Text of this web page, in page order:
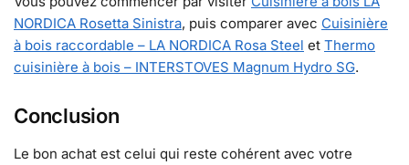
NORDICA Rosetta Sinistra, puis comparer avec Cuisinière
à bois raccordable – LA NORDICA Rosa Steel et Thermo
cuisinière à bois – INTERSTOVES Magnum Hydro SG.
Conclusion
Le bon achat est celui qui reste cohérent avec votre